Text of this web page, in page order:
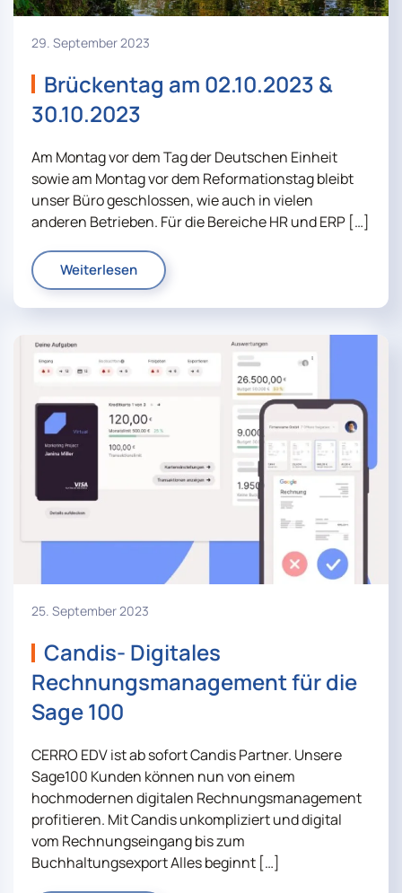
29. September 2023
Brückentag am 02.10.2023 &
30.10.2023
Am Montag vor dem Tag der Deutschen Einheit
sowie am Montag vor dem Reformationstag bleibt
unser Büro geschlossen, wie auch in vielen
anderen Betrieben. Für die Bereiche HR und ERP […]
Weiterlesen
25. September 2023
Candis- Digitales
Rechnungsmanagement für die
Sage 100
CERRO EDV ist ab sofort Candis Partner. Unsere
Sage100 Kunden können nun von einem
hochmodernen digitalen Rechnungsmanagement
profitieren. Mit Candis unkompliziert und digital
vom Rechnungseingang bis zum
Buchhaltungsexport Alles beginnt […]